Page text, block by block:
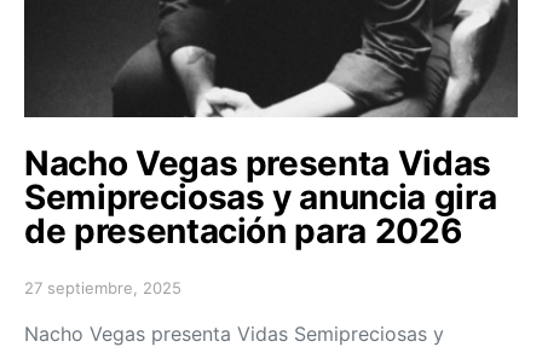
Nacho Vegas presenta Vidas
Semipreciosas y anuncia gira
de presentación para 2026
Posted on
27 septiembre, 2025
Nacho Vegas presenta Vidas Semipreciosas y